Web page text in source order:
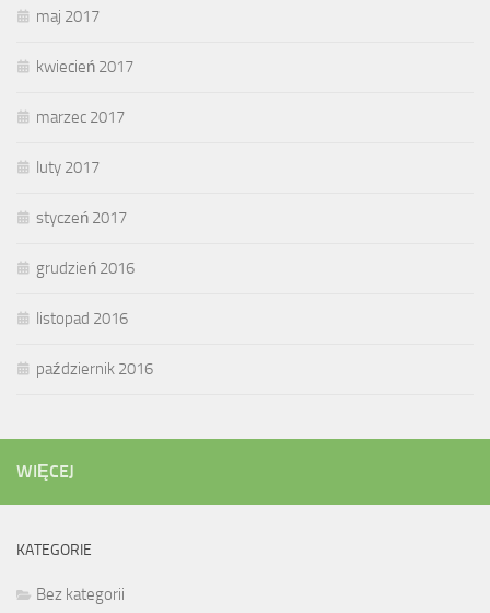
maj 2017
kwiecień 2017
marzec 2017
luty 2017
styczeń 2017
grudzień 2016
listopad 2016
październik 2016
WIĘCEJ
KATEGORIE
Bez kategorii